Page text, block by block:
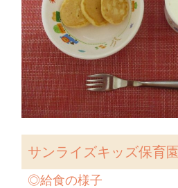
サンライズキッズ保育園
◎給食の様子